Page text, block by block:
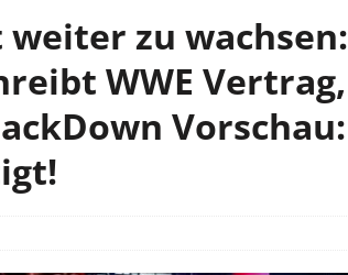
zu wachsen:
WWE Vertrag,
Vorschau: